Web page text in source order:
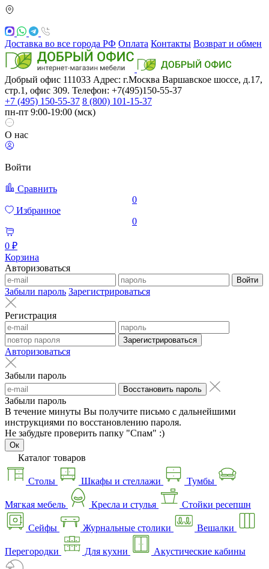
Доставка во все города РФ Оплата Контакты Возврат и обмен
Добрый офис 111033 Адрес: г.Москва Варшавское шоссе, д.17,
стр.1, офис 309. Телефон: +7(495)150-55-37
+7 (495) 150-55-37 8 (800) 101-15-37
пн-пт 9:00-19:00 (мск)
О нас
Войти
Сравнить
0
Избранное
0
0 ₽
Корзина
Авторизоваться
Войти
Забыли пароль Зарегистрироваться
Регистрация
Зарегистрироваться
Авторизоваться
Забыли пароль
Восстановить пароль
Забыли пароль
В течение минуты Вы получите письмо с дальнейшими
инструкциями по восстановлению пароля.
Не забудьте проверить папку "Спам" :)
Ок
Каталог товаров
Столы Шкафы и стеллажи Тумбы
Мягкая мебель Кресла и стулья Стойки ресепшн
Сейфы Журнальные столики Вешалки
Перегородки Для кухни Акустические кабины